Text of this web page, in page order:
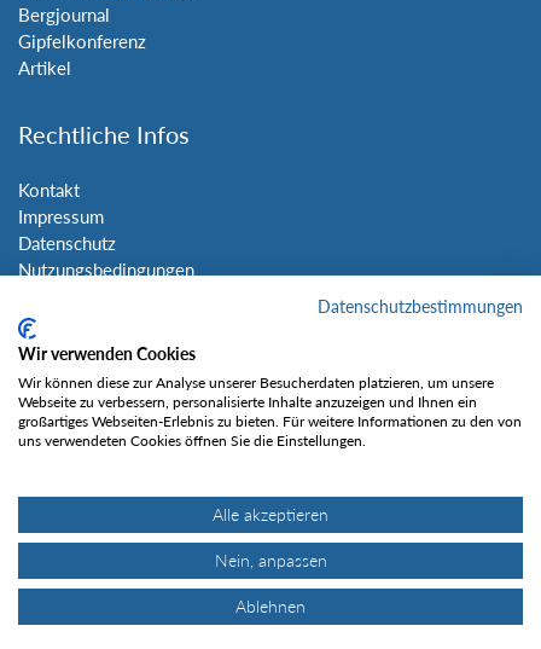
Bergjournal
Gipfelkonferenz
Artikel
Rechtliche Infos
Kontakt
Impressum
Datenschutz
Nutzungsbedingungen
Social Media
Gefällt mir
Datenschutzbestimmungen
Wir verwenden Cookies
Wir können diese zur Analyse unserer Besucherdaten platzieren, um unsere
Webseite zu verbessern, personalisierte Inhalte anzuzeigen und Ihnen ein
großartiges Webseiten-Erlebnis zu bieten. Für weitere Informationen zu den von
uns verwendeten Cookies öffnen Sie die Einstellungen.
Alle akzeptieren
Nein, anpassen
Ablehnen